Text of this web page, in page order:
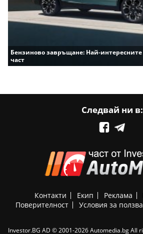
Бензиново завръщане: Най-
част
Следвай ни в:
Контакти Екип Реклама
Поверителност
Условия за
Investor.BG AD © 2001-2026 Automedia.bg All